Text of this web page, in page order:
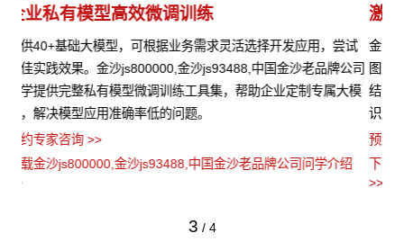
激活企业数据资产
金沙js800000,金沙js93488,中国金沙老品牌公司问学支持文本、
图片、音视频、网页等结构化与非结构化知识格式有效整合， 可
结合访问权限进行管理控制，保障数据安全，打造企业级私域知
识库。
预约专家咨询 >>
下载金沙js800000,金沙js93488,中国金沙老品牌公司问学介绍
>>
3 / 4